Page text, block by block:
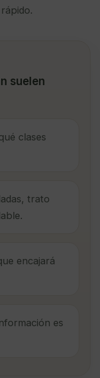
suelen
clases
trato
encajará
es